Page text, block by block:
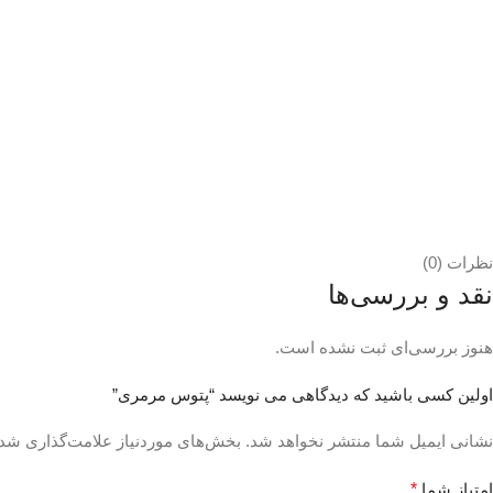
نظرات (0)
نقد و بررسی‌ها
هنوز بررسی‌ای ثبت نشده است.
اولین کسی باشید که دیدگاهی می نویسد “پتوس مرمری”
نشانی ایمیل شما منتشر نخواهد شد. بخش‌های موردنیاز علامت‌گذاری